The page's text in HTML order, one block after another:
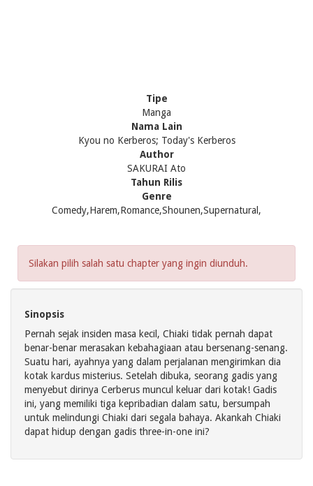
Tipe
Manga
Nama Lain
Kyou no Kerberos; Today's Kerberos
Author
SAKURAI Ato
Tahun Rilis
Genre
Comedy,Harem,Romance,Shounen,Supernatural,
Silakan pilih salah satu chapter yang ingin diunduh.
Sinopsis
Pernah sejak insiden masa kecil, Chiaki tidak pernah dapat
benar-benar merasakan kebahagiaan atau bersenang-senang.
Suatu hari, ayahnya yang dalam perjalanan mengirimkan dia
kotak kardus misterius. Setelah dibuka, seorang gadis yang
menyebut dirinya Cerberus muncul keluar dari kotak! Gadis
ini, yang memiliki tiga kepribadian dalam satu, bersumpah
untuk melindungi Chiaki dari segala bahaya. Akankah Chiaki
dapat hidup dengan gadis three-in-one ini?